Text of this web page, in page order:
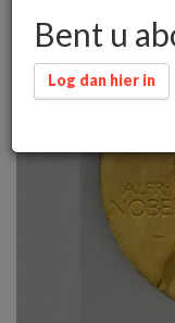
Bent u
Log dan hier in